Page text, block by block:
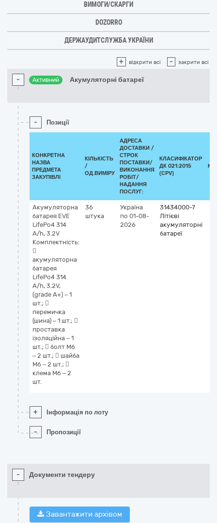
ВИМОГИ/СКАРГИ
DOZORRO
ДЕРЖАУДИТСЛУЖБА УКРАЇНИ
+ відкрити всі - закрити всі
- Активний Акумуляторні батареї
- Позиції
КОНКРЕТНА
НАЗВА
ПРЕДМЕТА
ЗАКУПІВЛІ
КІЛЬКІСТЬ
/
ОД.ВИМІРУ
АДРЕСА
ДОСТАВКИ /
СТРОК
ПОСТАВКИ/
ВИКОНАННЯ
РОБІТ/
НАДАННЯ
ПОСЛУГ:
КЛАСИФІКАТОР
ДК 021:2015
(CPV)
Акумуляторна
батарея EVE
LifePo4 314
A/h, 3.2V
Комплектність:

акумуляторна
батарея
LifePo4 314
A/h, 3.2V,
(grade A+) – 1
шт.; 
перемичка
(шина) – 1 шт.; 
проставка
ізоляційна – 1
шт.;  болт М6
– 2 шт.;  шайба
М6 – 2 шт.; 
клема М6 – 2
шт.
36
штука
Україна
по 01-08-
2026
31434000-7
Літієві
акумуляторні
батареї
+ Інформація по лоту
- Пропозиції
- Документи тендеру
Завантажити архівом